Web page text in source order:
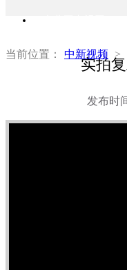
当前位置： 中新视频 >
实拍
发布时